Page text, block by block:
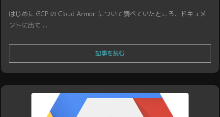
はじめに GCP の Cloud Armor について調べていたところ、ドキュメ
ントに出て ...
記事を読む